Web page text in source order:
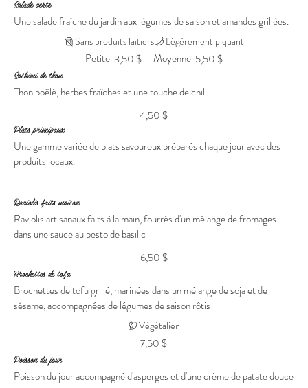
Salade verte
Une salade fraîche du jardin aux légumes de saison et amandes grillées.
Petite 3,50 $ Moyenne 5,50 $
Sans produits laitiers Légèrement piquant
Sashimi de thon
Thon poêlé, herbes fraîches et une touche de chili
4,50 $
Plats principaux
Une gamme variée de plats savoureux préparés chaque jour avec des
produits locaux.
Raviolis faits maison
Raviolis artisanaux faits à la main, fourrés d'un mélange de fromages
dans une sauce au pesto de basilic
6,50 $
Brochettes de tofu
Brochettes de tofu grillé, marinées dans un mélange de soja et de
sésame, accompagnées de légumes de saison rôtis
7,50 $
Végétalien
Poisson du jour
Poisson du jour accompagné d'asperges et d'une crème de patate douce